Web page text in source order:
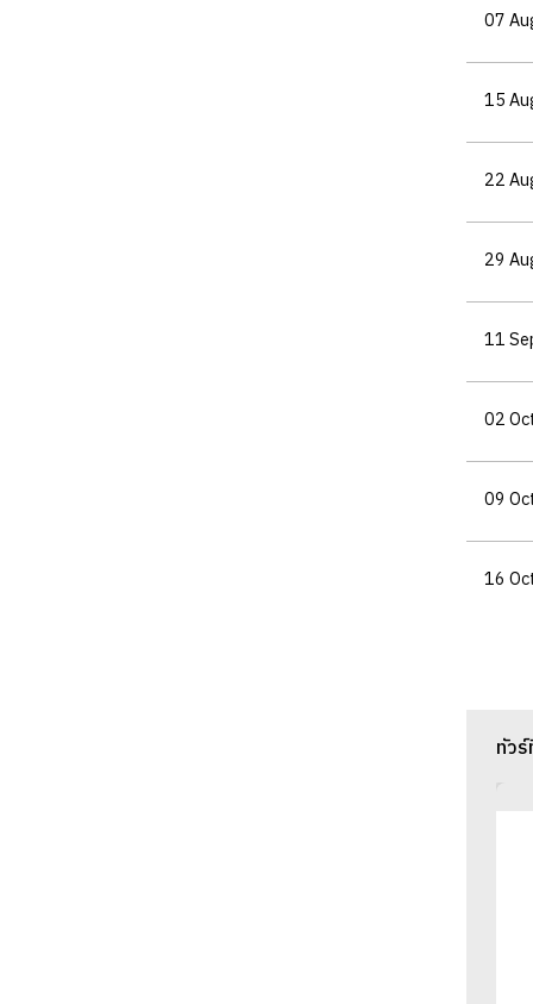
07
15
22
29
11
02
09
16
ทัว